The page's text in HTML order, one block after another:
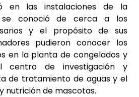
en las instalaciones de la
se conoció de cerca a los
y el propósito de sus
pudieron conocer los
en la planta de congelados y
centro de investigación y
de tratamiento de aguas y el
nutrición de mascotas.